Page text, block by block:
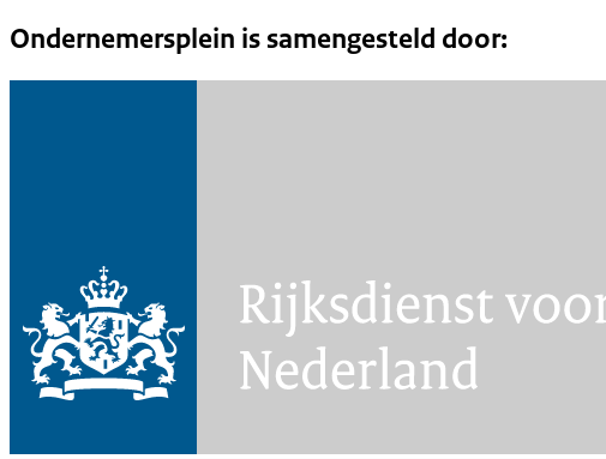
Ondernemersplein is samengesteld door: